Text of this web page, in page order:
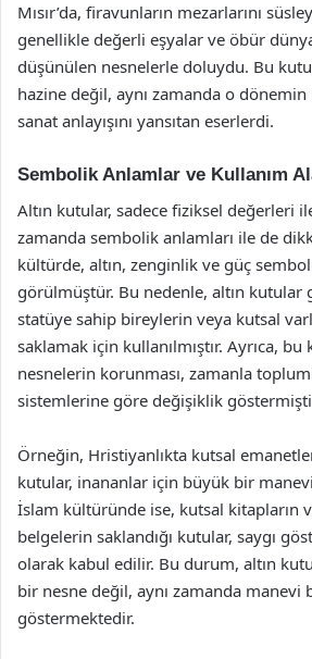
Mısır’da, firavunların mezarlarını
genellikle değerli eşyalar ve öbür
düşünülen nesnelerle doluydu. Bu
hazine değil, aynı zamanda o
sanat anlayışını yansıtan eserlerdi.
Sembolik Anlamlar ve Kullanım
Altın kutular, sadece fiziksel değerleri
zamanda sembolik anlamları ile de
kültürde, altın, zenginlik ve güç
görülmüştür. Bu nedenle, altın kutular
statüye sahip bireylerin veya kutsal
saklamak için kullanılmıştır. Ayrıca,
nesnelerin korunması, zamanla
sistemlerine göre değişiklik
Örneğin, Hristiyanlıkta kutsal
kutular, inananlar için büyük bir
İslam kültüründe ise, kutsal kitapların
belgelerin saklandığı kutular, saygı
olarak kabul edilir. Bu durum, altın
bir nesne değil, aynı zamanda manevi
göstermektedir.